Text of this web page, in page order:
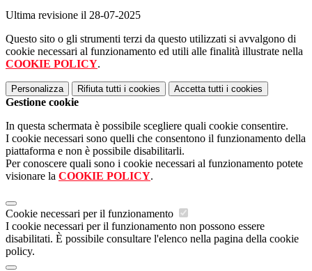
Ultima revisione il 28-07-2025
Questo sito o gli strumenti terzi da questo utilizzati si avvalgono di
cookie necessari al funzionamento ed utili alle finalità illustrate nella
COOKIE POLICY.
Personalizza Rifiuta tutti i cookies Accetta tutti i cookies
Gestione cookie
In questa schermata è possibile scegliere quali cookie consentire.
I cookie necessari sono quelli che consentono il funzionamento della
piattaforma e non è possibile disabilitarli.
Per conoscere quali sono i cookie necessari al funzionamento potete
visionare la COOKIE POLICY.
Cookie necessari per il funzionamento
I cookie necessari per il funzionamento non possono essere
disabilitati. È possibile consultare l'elenco nella pagina della cookie
policy.